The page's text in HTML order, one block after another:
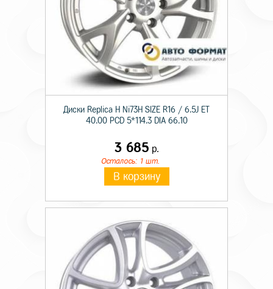
Диски Replica H Ni73H SIZE R16 / 6.5J ET
40.00 PCD 5*114.3 DIA 66.10
3 685р.
Осталось: 1 шт.
В корзину